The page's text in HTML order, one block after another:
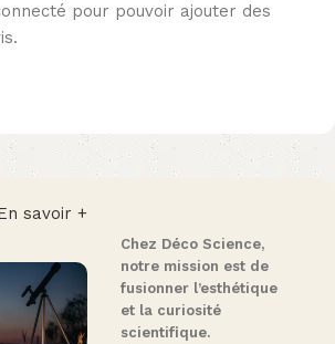
pour pouvoir ajouter des
savoir +
Chez Déco Science,
notre mission est de
fusionner l’esthétique
et la curiosité
scientifique.